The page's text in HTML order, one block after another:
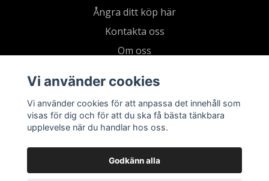
Ångra ditt köp här
Kontakta oss
Om oss
Kundklubb
Presentkort
Vi använder cookies
Vi använder cookies för att anpassa det innehåll som
visas för dig och för att du ska få bästa tänkbara
upplevelse när du handlar hos oss.
Godkänn alla